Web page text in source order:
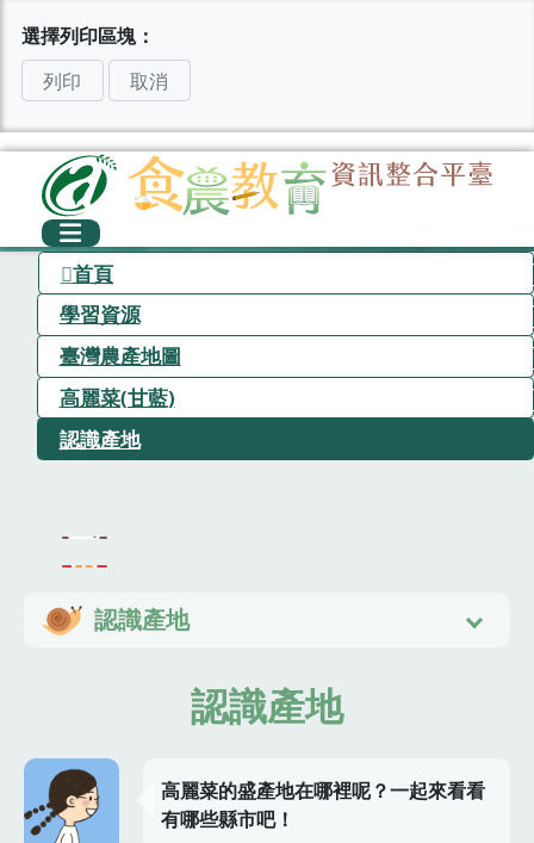
選擇列印區塊：
列印
取消
首頁
學習資源
臺灣農產地圖
高麗菜(甘藍)
認識產地
認識產地
認識產地
高麗菜的盛產地在哪裡呢？一起來看看
有哪些縣市吧！